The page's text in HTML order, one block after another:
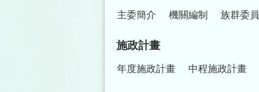
主委簡介 機關編制 族群委員
施政計畫
年度施政計畫 中程施政計畫